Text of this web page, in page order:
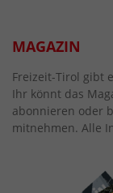
MAGAZIN
Freizeit-Tirol gibt
Ihr könnt das
abonnieren oder
mitnehmen. Alle